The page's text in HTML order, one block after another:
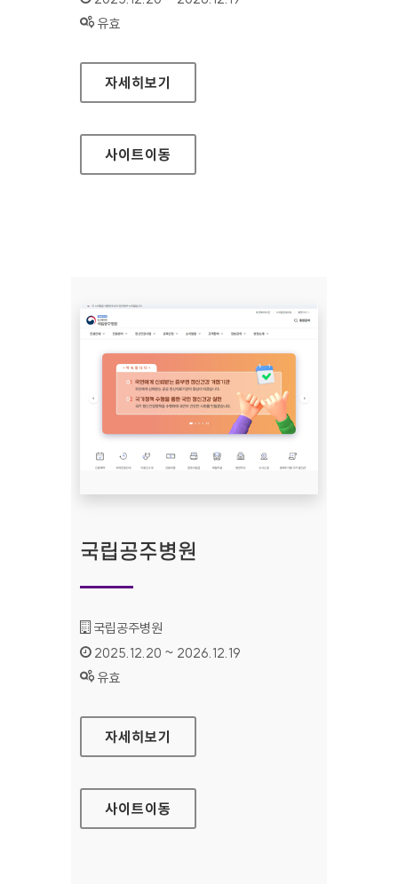
상태 :
유효
가평군시설관리공단
자세히보기
사이트이동
국립공주병원
기관명 :
국립공주병원
인증기간 :
2025.12.20 ~ 2026.12.19
상태 :
유효
국립공주병원
자세히보기
사이트이동